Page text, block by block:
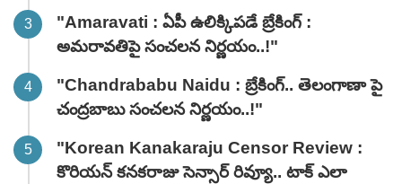
"Amaravati : ఏపీ ఉలిక్కిపడే బ్రేకింగ్ :
అమరావతిపై సంచలన నిర్ణయం..!"
"Chandrababu Naidu : బ్రేకింగ్.. తెలంగాణా పై
చంద్రబాబు సంచలన నిర్ణయం..!"
"Korean Kanakaraju Censor Review :
కొరియన్ కనకరాజు సెన్సార్ రివ్యూ.. టాక్ ఎలా